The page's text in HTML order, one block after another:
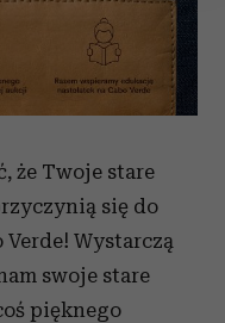
treści
i
Informacje o tym, jak
partnerom
z innymi danymi
podczas
że Twoje stare
się do
Wystarczą
swoje stare
pięknego